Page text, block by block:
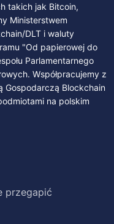
takich jak Bitcoin,
Ministerstwem
DLT i waluty
"Od papierowej do
Parlamentarnego
Współpracujemy z
Gospodarczą Blockchain
na polskim
przegapić